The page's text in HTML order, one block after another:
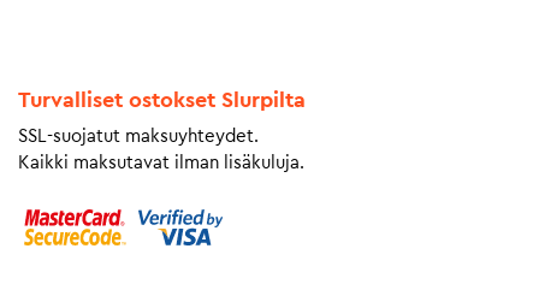
Turvalliset ostokset Slurpilta
SSL-suojatut maksuyhteydet.
Kaikki maksutavat ilman lisäkuluja.